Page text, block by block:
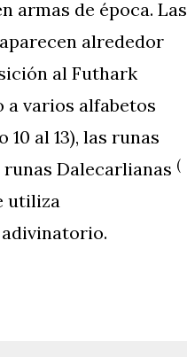
armas de época. Las
alrededor
al Futhark
a varios alfabetos
10 al 13), las runas
runas Dalecarlianas (
utiliza